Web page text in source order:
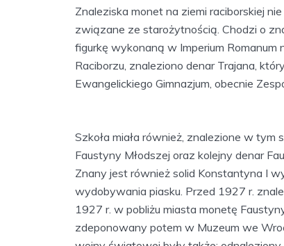
Znaleziska monet na ziemi raciborskiej
związane ze starożytnością. Chodzi o
figurkę wykonaną w Imperium
Raciborzu, znaleziono denar Trajana,
Ewangelickiego Gimnazjum, obecnie
Szkoła miała również, znalezione w
Faustyny Młodszej oraz kolejny denar
Znany jest również solid Konstantyna I
wydobywania piasku. Przed 1927 r.
1927 r. w pobliżu miasta monetę
zdeponowany potem w Muzeum we